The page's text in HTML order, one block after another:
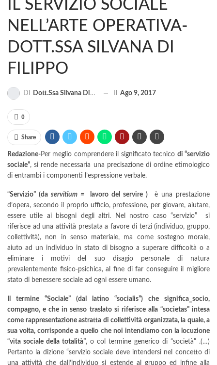
IL SERVIZIO SOCIALE
NELL’ARTE OPERATIVA-
DOTT.SSA SILVANA DI
FILIPPO
Di Dott.ssa Silvana Di Filippo Ago 9, 2017
0
Share
Redazione-Per meglio comprendere il significato tecnico di “servizio
sociale”, si rende necessaria una precisazione di ordine etimologico
di entrambi i componenti l’espressione verbale.
“Servizio” (da servitium = lavoro del servire ) è una prestazione
d’opera, secondo il proprio ufficio, professione, per giovare, aiutare,
essere utile ai bisogni degli altri. Nel nostro caso “servizio” si
riferisce ad una attività prestata a favore di terzi (individuo, gruppo,
collettività), non in senso materiale, ma come sostegno morale,
aiuto ad un individuo in stato di bisogno a superare difficoltà o a
eliminare i motivi del suo disagio personale di natura
prevalentemente fisico-psichica, al fine di far conseguire il migliore
stato di benessere sociale ad ogni essere umano.
Il termine “Sociale” (dal latino “socialis”) che significa_socio,
compagno, e che in senso traslato si riferisce alla “societas” intesa
come rappresentazione astratta di collettività organizzata, la quale, a
sua volta, corrisponde a quello che noi intendiamo con la locuzione
“vita sociale della totalità”, o col termine generico di “società” .(…)
Pertanto la dizione “servizio sociale deve intendersi nel concetto di
una attività che dall’individuo si estende al gruppo ed infine alla